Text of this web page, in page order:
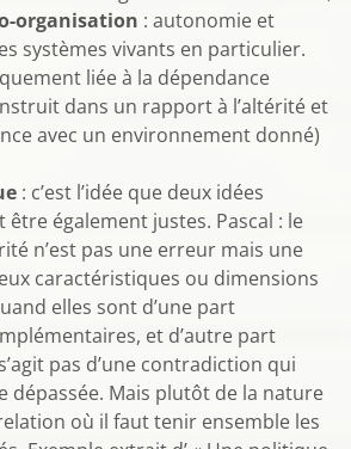
organisation : autonomie et
systèmes vivants en particulier.
liée à la dépendance
dans un rapport à l’altérité et
avec un environnement donné)
: c’est l’idée que deux idées
également justes. Pascal : le
n’est pas une erreur mais une
caractéristiques ou dimensions
elles sont d’une part
et d’autre part
pas d’une contradiction qui
dépassée. Mais plutôt de la nature
où il faut tenir ensemble les